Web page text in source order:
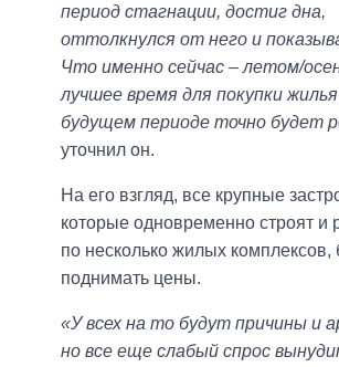
период стагнации, достиг дна,
оттолкнулся от него и
Что именно сейчас – летом/
лучшее время для покупки
будущем периоде точно будет
уточнил он.
На его взгляд, все крупные
которые одновременно строят и
по несколько жилых комплексов,
поднимать цены.
«У всех на то будут причины и
но все еще слабый спрос